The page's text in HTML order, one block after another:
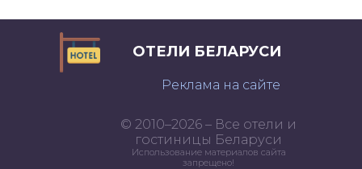
ОТЕЛИ БЕЛАРУСИ
Реклама на сайте
© 2010–2026 – Все отели и
гостиницы Беларуси
Использование материалов сайта
запрещено!